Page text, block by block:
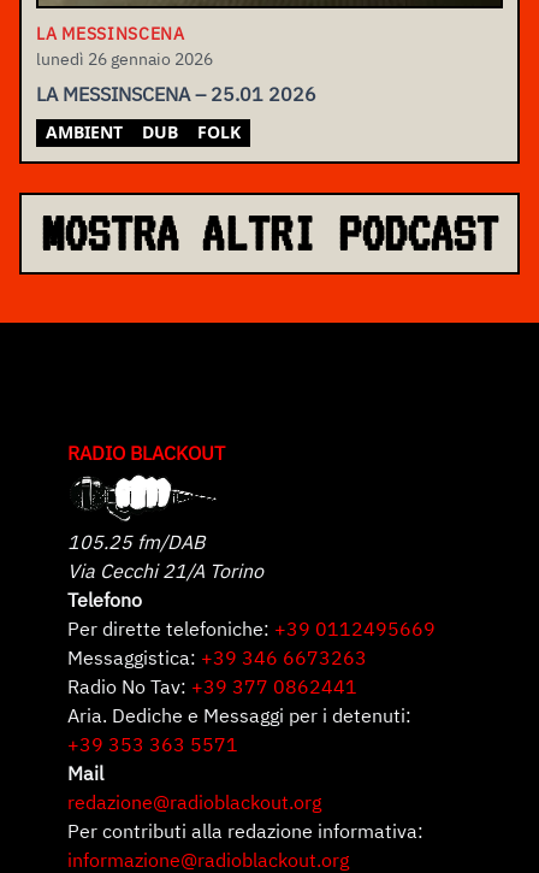
LA MESSINSCENA
lunedì 26 gennaio 2026
LA MESSINSCENA – 25.01 2026
AMBIENT DUB FOLK
MOSTRA ALTRI PODCAST
RADIO BLACKOUT
105.25 fm/DAB
Via Cecchi 21/A Torino
Telefono
Per dirette telefoniche: +39 0112495669
Messaggistica: +39 346 6673263
Radio No Tav: +39 377 0862441
Aria. Dediche e Messaggi per i detenuti:
+39 353 363 5571
Mail
redazione@radioblackout.org
Per contributi alla redazione informativa:
informazione@radioblackout.org